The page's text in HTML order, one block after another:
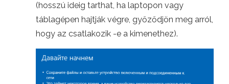
(hosszú ideig tarthat, ha laptopon vagy
táblagépen hajtják végre, győződjön meg arról,
hogy az csatlakozik -e a kimenethez).